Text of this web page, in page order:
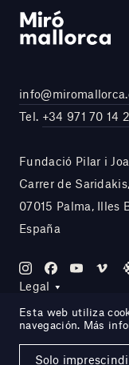
Tel. +34 971 70 14
Fundació Pilar i
Carrer de
07015 Palma, Illes
España
Legal
Site by DOMO—A
Esta web utiliza
navegación. Más
Solo